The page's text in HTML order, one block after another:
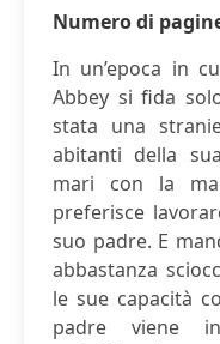
Numero di
In un’epoca in
Abbey si fida
stata una
abitanti della
mari con la
preferisce
suo padre. E
abbastanza
le sue capacità
padre viene